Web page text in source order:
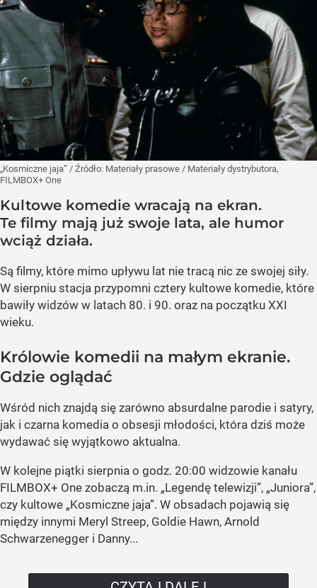
„Kosmiczne jaja” / Źródło: Materiały prasowe / Materiały dystrybutora,
FILMBOX+ One
Kultowe komedie wracają na ekran.
Te filmy mają już swoje lata, ale humor
wciąż działa.
Są filmy, które mimo upływu lat nie tracą nic ze swojej siły.
W sierpniu stacja przypomni cztery kultowe komedie, które
bawiły widzów w latach 80. i 90. oraz na początku XXI
wieku.
Królowie komedii na małym ekranie.
Gdzie oglądać
Wśród nich znajdą się zarówno absurdalne parodie i satyry,
jak i czarna komedia o obsesji młodości, która dziś może
wydawać się wyjątkowo aktualna.
W kolejne piątki sierpnia o godz. 20:00 widzowie kanału
FILMBOX+ One zobaczą m.in. „Legendę telewizji”, „Juniora”,
czy kultowe „Kosmiczne jaja”. W obsadach pojawią się
między innymi Meryl Streep, Goldie Hawn, Arnold
Schwarzenegger i Danny...